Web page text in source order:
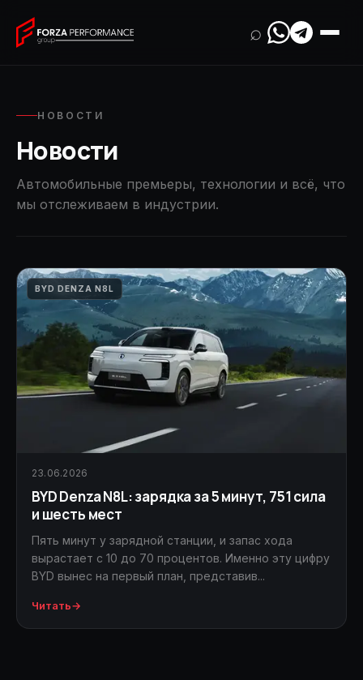
⌕
НОВОСТИ
Новости
Автомобильные премьеры, технологии и всё, что
мы отслеживаем в индустрии.
BYD DENZA N8L
23.06.2026
BYD Denza N8L: зарядка за 5 минут, 751 сила
и шесть мест
Пять минут у зарядной станции, и запас хода
вырастает с 10 до 70 процентов. Именно эту цифру
BYD вынес на первый план, представив...
Читать→